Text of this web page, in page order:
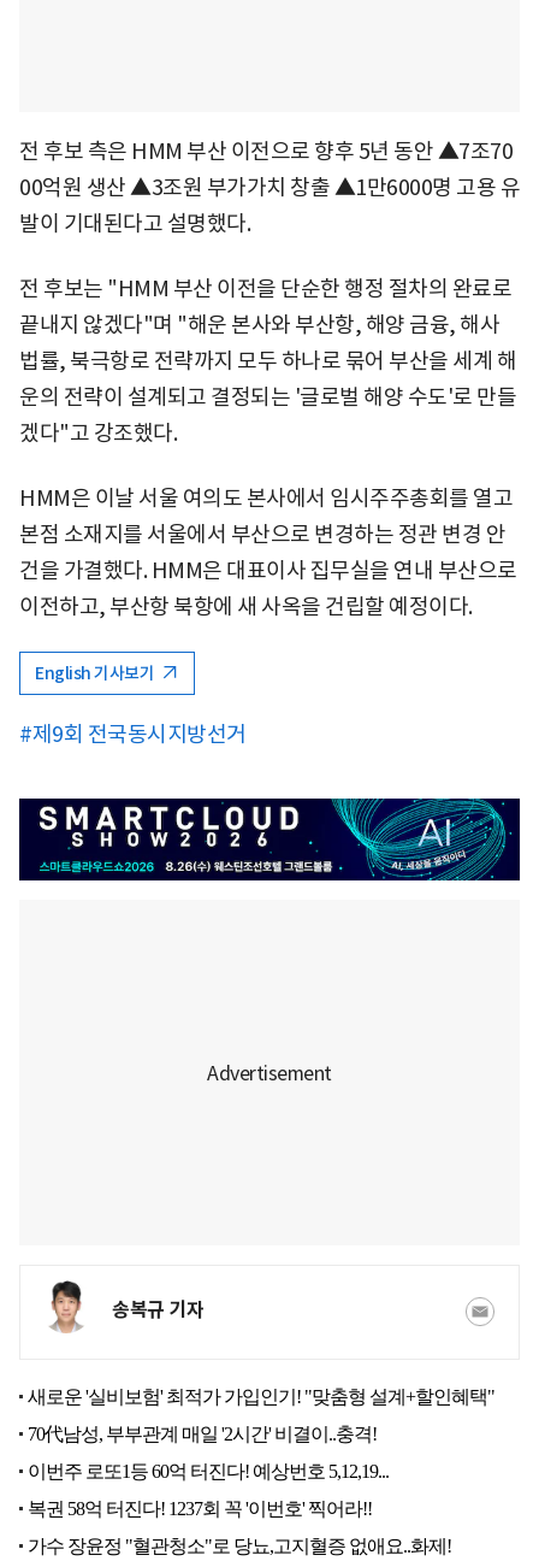
전 후보 측은 HMM 부산 이전으로 향후 5년 동안 ▲7조70
00억원 생산 ▲3조원 부가가치 창출 ▲1만6000명 고용 유
발이 기대된다고 설명했다.
전 후보는 "HMM 부산 이전을 단순한 행정 절차의 완료로
끝내지 않겠다"며 "해운 본사와 부산항, 해양 금융, 해사
법률, 북극항로 전략까지 모두 하나로 묶어 부산을 세계 해
운의 전략이 설계되고 결정되는 '글로벌 해양 수도'로 만들
겠다"고 강조했다.
HMM은 이날 서울 여의도 본사에서 임시주주총회를 열고
본점 소재지를 서울에서 부산으로 변경하는 정관 변경 안
건을 가결했다. HMM은 대표이사 집무실을 연내 부산으로
이전하고, 부산항 북항에 새 사옥을 건립할 예정이다.
English 기사보기
#제9회 전국동시지방선거
송복규 기자